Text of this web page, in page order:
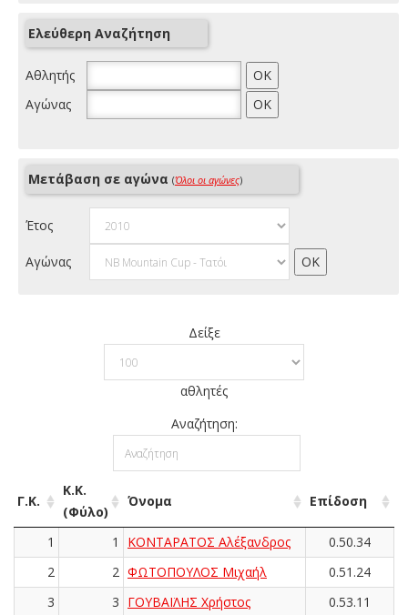
Ελεύθερη Αναζήτηση
Αθλητής
Αγώνας
Μετάβαση σε αγώνα (Όλοι οι αγώνες)
Έτος
Αγώνας
Δείξε
αθλητές
Αναζήτηση:
Γ.Κ.
Κ.Κ.
(Φύλο)
Όνομα Επίδοση
1 1 ΚΟΝΤΑΡΑΤΟΣ Αλέξανδρος
0.50.34
2
2 ΦΩΤΟΠΟΥΛΟΣ Μιχαήλ
0.51.24
3
3 ΓΟΥΒΑΪΛΗΣ Χρήστος
0.53.11